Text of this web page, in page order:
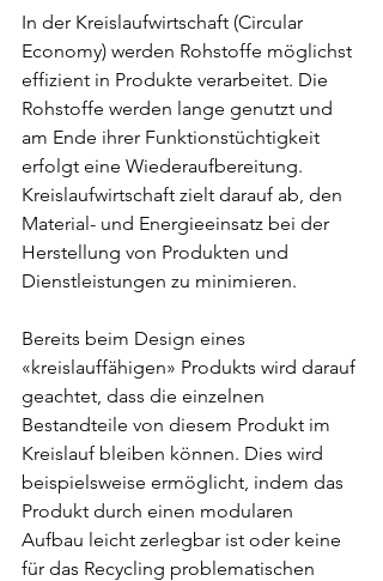
In der Kreislaufwirtschaft (Circular
Economy) werden Rohstoffe möglichst
effizient in Produkte verarbeitet. Die
Rohstoffe werden lange genutzt und
am Ende ihrer Funktionstüchtigkeit
erfolgt eine Wiederaufbereitung.
Kreislaufwirtschaft zielt darauf ab, den
Material- und Energieeinsatz bei der
Herstellung von Produkten und
Dienstleistungen zu minimieren.
Bereits beim Design eines
«kreislauffähigen» Produkts wird darauf
geachtet, dass die einzelnen
Bestandteile von diesem Produkt im
Kreislauf bleiben können. Dies wird
beispielsweise ermöglicht, indem das
Produkt durch einen modularen
Aufbau leicht zerlegbar ist oder keine
für das Recycling problematischen